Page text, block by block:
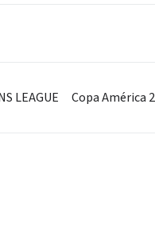
LEAGUE Copa América